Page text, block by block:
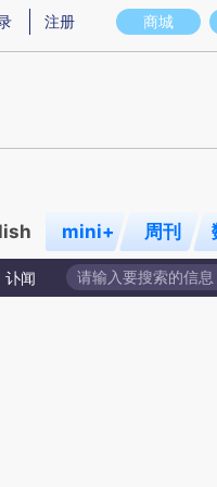
意图存在偏差。不代表财新观点
商城
注册
mini+ 周刊
讣闻